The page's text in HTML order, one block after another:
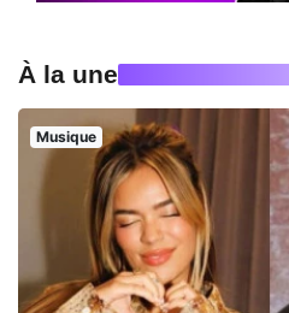
À la une
Musique